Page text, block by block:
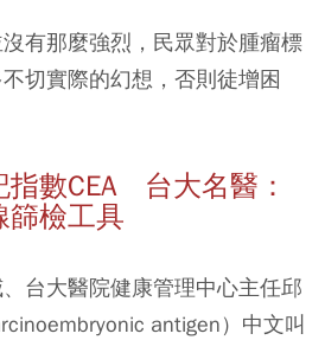
有那麼強烈，民眾對於腫瘤標
切實際的幻想，否則徒增困
數CEA 台大名醫：
篩檢工具
台大醫院健康管理中心主任邱
antigen）中文叫